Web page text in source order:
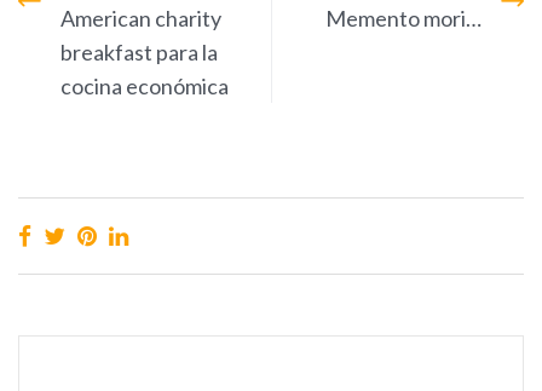
American charity
breakfast para la
cocina económica
Memento mori…